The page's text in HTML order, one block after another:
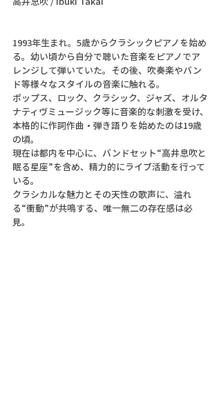
1993年生まれ。5歳からクラシックピアノを始め
る。幼い頃から自分で聴いた音楽をピアノでア
レンジして弾いていた。その後、吹奏楽やバン
ド等様々なスタイルの音楽に触れる。
ポップス、ロック、クラシック、ジャズ、オルタ
ナティヴミュージック等に音楽的な刺激を受け、
本格的に作詞作曲・弾き語りを始めたのは19歳
の頃。
現在は都内を中心に、バンドセット“高井息吹と
眠る星座”を含め、精力的にライブ活動を行って
いる。
クラシカルな魅力とその天性の歌声に、溢れ
る“衝動”が共鳴する、唯一無二の存在感は必
見。